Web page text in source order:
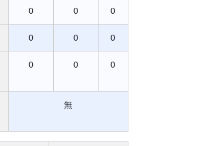
0 0 0
0 0 0
0 0 0
無